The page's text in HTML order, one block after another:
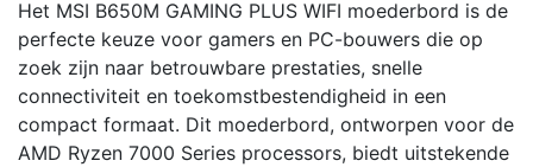
Het MSI B650M GAMING PLUS WIFI moederbord is de
perfecte keuze voor gamers en PC-bouwers die op
zoek zijn naar betrouwbare prestaties, snelle
connectiviteit en toekomstbestendigheid in een
compact formaat. Dit moederbord, ontworpen voor de
AMD Ryzen 7000 Series processors, biedt uitstekende